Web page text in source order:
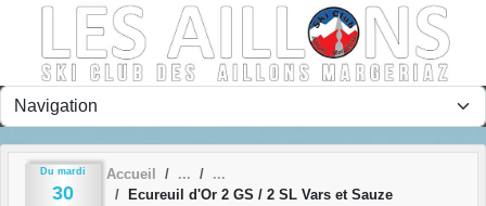
Du mardi
30
Accueil
Ecureuil d'Or 2 GS / 2 SL Vars et Sauze
Panneau de gestion des cookies